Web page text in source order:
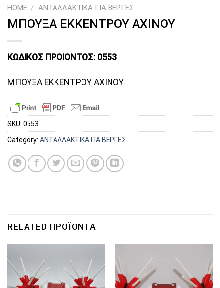
HOME / ΑΝΤΑΛΛΑΚΤΙΚΑ ΓΙΑ ΒΕΡΓΕΣ
ΜΠΟΥΞΑ ΕΚΚΕΝΤΡΟΥ ΑΧΙΝΟΥ
ΚΩΔΙΚΟΣ ΠΡΟΙΟΝΤΟΣ: 0553
ΜΠΟΥΞΑ ΕΚΚΕΝΤΡΟΥ ΑΧΙΝΟΥ
SKU: 0553
Category: ΑΝΤΑΛΛΑΚΤΙΚΑ ΓΙΑ ΒΕΡΓΕΣ
RELATED ΠΡΟΪΌΝΤΑ